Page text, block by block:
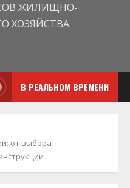
ЖИЛИЩНО-
ХОЗЯЙСТВА.
В РЕАЛЬНОМ ВРЕМЕНИ
от выбора